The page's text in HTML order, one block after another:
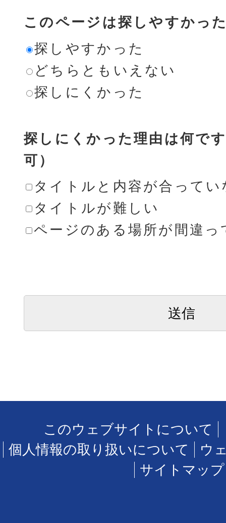
このページは探しやすかっ
探しやすかった
どちらともいえない
探しにくかった
探しにくかった理由は何で
可）
タイトルと内容が合ってい
タイトルが難しい
ページのある場所が間違っ
このウェブサイトについて
個人情報の取り扱いについて
ウ
サイトマップ